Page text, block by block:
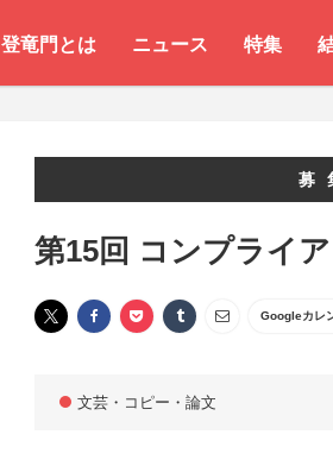
登竜門とは ニュース 特集
募
第15回 コンプライ
Googleカレ
文芸・コピー・論文